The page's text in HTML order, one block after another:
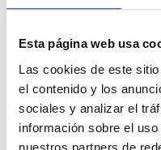
Esta página web usa
Las cookies de este
el contenido y los
sociales y analizar el
información sobre el
nuestros partners de
Posibilidad de
Evitar costes
permanente.